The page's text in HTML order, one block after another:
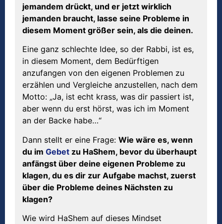
jemandem drückt, und er jetzt wirklich
jemanden braucht, lasse seine Probleme in
diesem Moment größer sein, als die deinen.
Eine ganz schlechte Idee, so der Rabbi, ist es,
in diesem Moment, dem Bedürftigen
anzufangen von den eigenen Problemen zu
erzählen und Vergleiche anzustellen, nach dem
Motto: „Ja, ist echt krass, was dir passiert ist,
aber wenn du erst hörst, was ich im Moment
an der Backe habe…“
Dann stellt er eine Frage: Wie wäre es, wenn
du im Gebet zu HaShem, bevor du überhaupt
anfängst über deine eigenen Probleme zu
klagen, du es dir zur Aufgabe machst, zuerst
über die Probleme deines Nächsten zu
klagen?
Wie wird HaShem auf dieses Mindset